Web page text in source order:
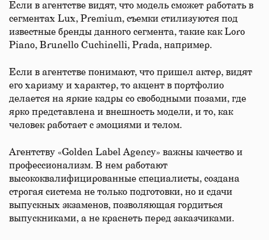
Если в агентстве видят, что модель сможет работать в
сегментах Lux, Premium, съемки стилизуются под
известные бренды данного сегмента, такие как Loro
Piano, Brunello Cuchinelli, Prada, например.
Если в агентстве понимают, что пришел актер, видят
его харизму и характер, то акцент в портфолио
делается на яркие кадры со свободными позами, где
ярко представлена и внешность модели, и то, как
человек работает с эмоциями и телом.
Агентству «Golden Label Agency» важны качество и
профессионализм. В нем работают
высококвалифицированные специалисты, создана
строгая система не только подготовки, но и сдачи
выпускных экзаменов, позволяющая гордиться
выпускниками, а не краснеть перед заказчиками.